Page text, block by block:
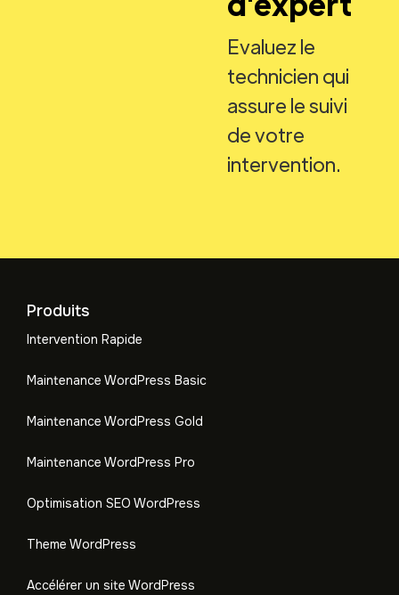
Evaluez le
technicien qui
assure le suivi
de votre
intervention.
Produits
Intervention Rapide
Maintenance WordPress Basic
Maintenance WordPress Gold
Maintenance WordPress Pro
Optimisation SEO WordPress
Theme WordPress
Accélérer un site WordPress